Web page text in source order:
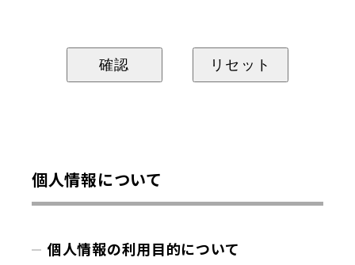
個人情報について
個人情報の利用目的について